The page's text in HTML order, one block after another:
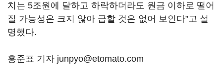
치는 5조원에 달하고 하락하더라도 원금 이하로 떨어
질 가능성은 크지 않아 급할 것은 없어 보인다”고 설
명했다.
홍준표 기자 junpyo@etomato.com